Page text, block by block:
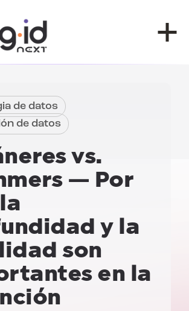
de datos
de datos
vs.
— Por
y la
son
en la